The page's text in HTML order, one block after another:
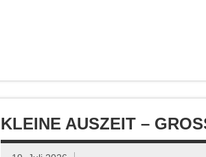
KLEINE AUSZEIT –